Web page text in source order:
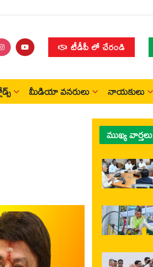
టీడీపీ లో చేరండి
మీడియా వనరులు నాయకులు
ముఖ్య వార్తలు